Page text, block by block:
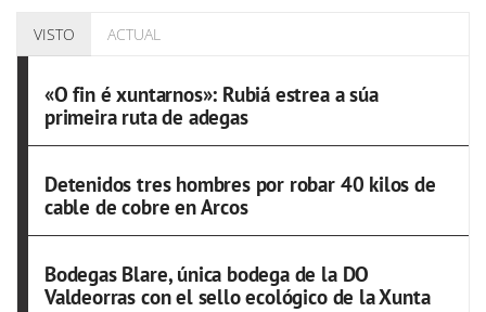
VISTO ACTUAL
«O fin é xuntarnos»: Rubiá estrea a súa
primeira ruta de adegas
Detenidos tres hombres por robar 40 kilos de
cable de cobre en Arcos
Bodegas Blare, única bodega de la DO
Valdeorras con el sello ecológico de la Xunta